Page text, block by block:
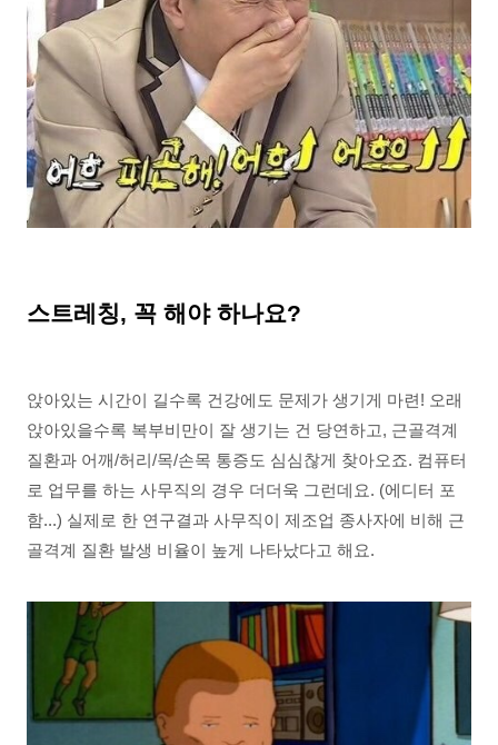
스트레칭, 꼭 해야 하나요?
앉아있는 시간이 길수록 건강에도 문제가 생기게 마련! 오래
앉아있을수록 복부비만이 잘 생기는 건 당연하고, 근골격계
질환과 어깨/허리/목/손목 통증도 심심찮게 찾아오죠. 컴퓨터
로 업무를 하는 사무직의 경우 더더욱 그런데요. (에디터 포
함...) 실제로 한 연구결과 사무직이 제조업 종사자에 비해 근
골격계 질환 발생 비율이 높게 나타났다고 해요.